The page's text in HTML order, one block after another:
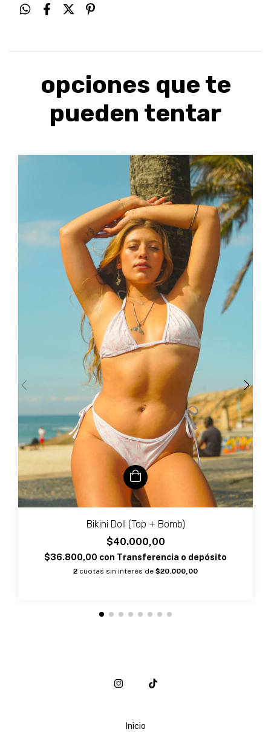
opciones que te
pueden tentar
Bikini Doll (Top + Bomb)
$40.000,00
$36.800,00 con Transferencia o depósito
2 cuotas sin interés de $20.000,00
Inicio